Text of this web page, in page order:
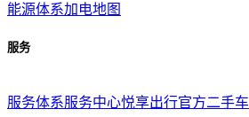
能源体系加电地图
服务
服务体系服务中心悦享出行官方二手车